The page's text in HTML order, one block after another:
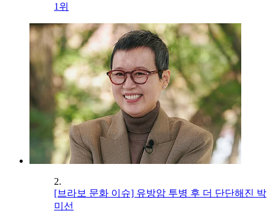
1위
2.
[브라보 문화 이슈] 유방암 투병 후 더 단단해진 박
미선